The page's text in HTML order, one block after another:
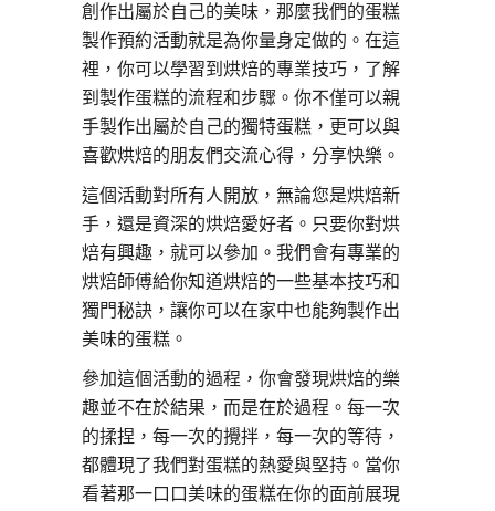
創作出屬於自己的美味，那麼我們的蛋糕
製作預約活動就是為你量身定做的。在這
裡，你可以學習到烘焙的專業技巧，了解
到製作蛋糕的流程和步驟。你不僅可以親
手製作出屬於自己的獨特蛋糕，更可以與
喜歡烘焙的朋友們交流心得，分享快樂。
這個活動對所有人開放，無論您是烘焙新
手，還是資深的烘焙愛好者。只要你對烘
焙有興趣，就可以參加。我們會有專業的
烘焙師傅給你知道烘焙的一些基本技巧和
獨門秘訣，讓你可以在家中也能夠製作出
美味的蛋糕。
參加這個活動的過程，你會發現烘焙的樂
趣並不在於結果，而是在於過程。每一次
的揉捏，每一次的攪拌，每一次的等待，
都體現了我們對蛋糕的熱愛與堅持。當你
看著那一口口美味的蛋糕在你的面前展現